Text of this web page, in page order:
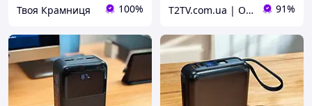
Твоя Крамниця 100% T2TV.com.ua | Онлайн Гипермаркет 91%